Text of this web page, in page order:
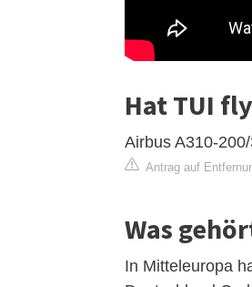
Hat TUI
Airbus A310-
Antrag auf
Was
In Mitteleuropa